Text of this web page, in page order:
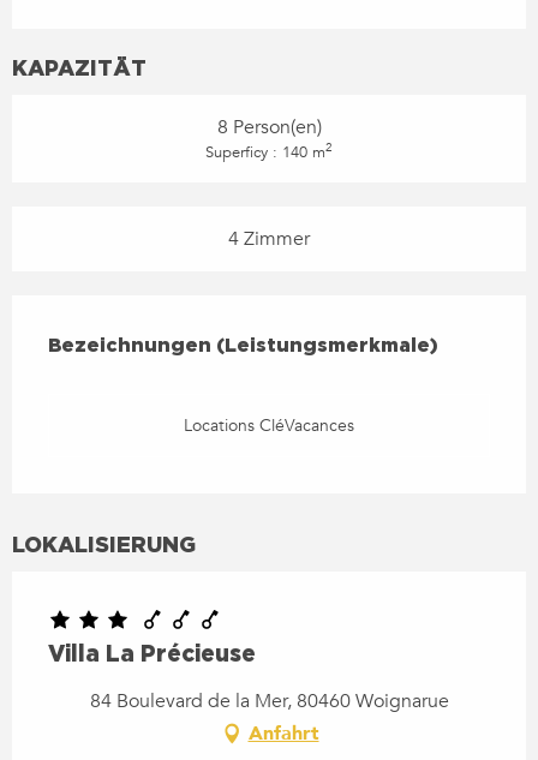
KAPAZITÄT
8 Person(en)
Superficy : 140 m2
4 Zimmer
BEZEICHNUNGEN (LEISTUNGSMERKMALE)
Bezeichnungen (Leistungsmerkmale)
Locations CléVacances
LOKALISIERUNG
Villa La Précieuse
84 Boulevard de la Mer, 80460 Woignarue
Anfahrt